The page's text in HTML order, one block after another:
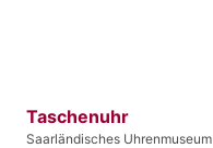
Taschenuhr
Saarländisches Uhrenmuseum